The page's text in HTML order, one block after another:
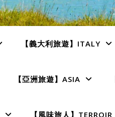
【義大利旅遊】ITALY
【亞洲旅遊】ASIA
【風味旅人】TERROIR